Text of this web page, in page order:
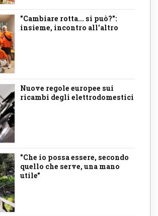
"Cambiare rotta... si può?":
insieme, incontro all'altro
Nuove regole europee sui
ricambi degli elettrodomestici
"Che io possa essere, secondo
quello che serve, una mano
utile"